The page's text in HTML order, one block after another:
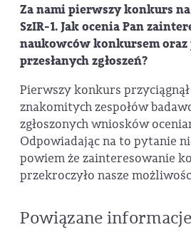
Za nami pierwszy konkurs
SzIR-1. Jak ocenia Pan
naukowców konkursem oraz
przesłanych zgłoszeń?
Pierwszy konkurs
znakomitych zespołów
zgłoszonych wniosków
Odpowiadając na to pytanie
powiem że zainteresowanie
przekroczyło nasze
Powiązane informacje